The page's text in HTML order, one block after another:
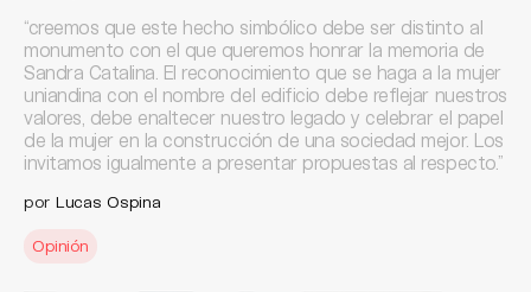
“creemos que este hecho simbólico debe ser distinto al
monumento con el que queremos honrar la memoria de
Sandra Catalina. El reconocimiento que se haga a la mujer
uniandina con el nombre del edificio debe reflejar nuestros
valores, debe enaltecer nuestro legado y celebrar el papel
de la mujer en la construcción de una sociedad mejor. Los
invitamos igualmente a presentar propuestas al respecto.”
por Lucas Ospina
Opinión